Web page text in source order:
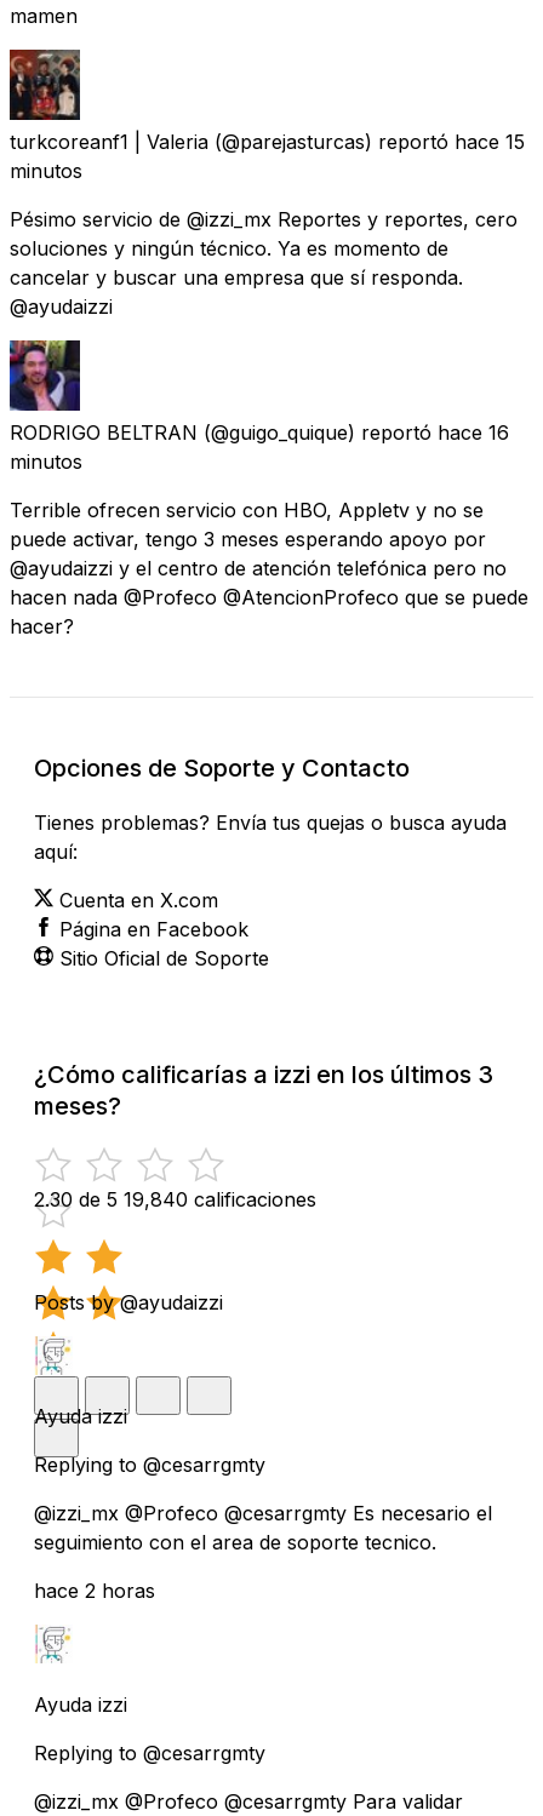
mamen
turkcoreanf1 | Valeria (@parejasturcas) reportó hace 15
minutos
Pésimo servicio de @izzi_mx Reportes y reportes, cero
soluciones y ningún técnico. Ya es momento de
cancelar y buscar una empresa que sí responda.
@ayudaizzi
RODRIGO BELTRAN (@guigo_quique) reportó hace 16
minutos
Terrible ofrecen servicio con HBO, Appletv y no se
puede activar, tengo 3 meses esperando apoyo por
@ayudaizzi y el centro de atención telefónica pero no
hacen nada @Profeco @AtencionProfeco que se puede
hacer?
Opciones de Soporte y Contacto
Tienes problemas? Envía tus quejas o busca ayuda
aquí:
Cuenta en X.com
Página en Facebook
Sitio Oficial de Soporte
¿Cómo calificarías a izzi en los últimos 3
meses?
2.30 de 5 19,840 calificaciones
Posts by @ayudaizzi
Ayuda izzi
Replying to @cesarrgmty
@izzi_mx @Profeco @cesarrgmty Es necesario el
seguimiento con el area de soporte tecnico.
hace 2 horas
Ayuda izzi
Replying to @cesarrgmty
@izzi_mx @Profeco @cesarrgmty Para validar